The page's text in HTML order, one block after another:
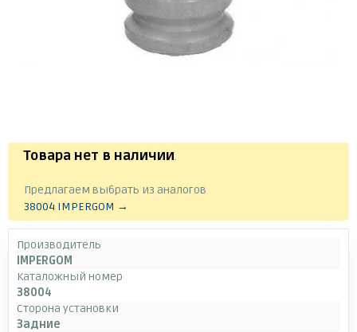
Товара нет в наличии.
Предлагаем выбрать из аналогов
38004 IMPERGOM →
Производитель
IMPERGOM
Каталожный номер
38004
Сторона установки
Задние